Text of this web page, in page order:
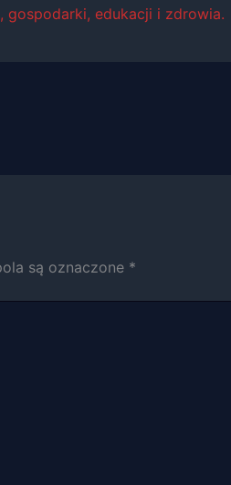
gospodarki, edukacji i zdrowia.
są oznaczone *